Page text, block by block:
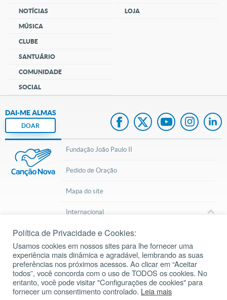
NOTÍCIAS
MÚSICA
CLUBE
SANTUÁRIO
COMUNIDADE
SOCIAL
LOJA
DAI-ME ALMAS
DOAR
Fundação João Paulo II
Pedido de Oração
Mapa do site
Internacional
cancaonova.com © 2002 – 2026Todos os direitos reservados.
Política de Privacidade e Cookies:
Usamos cookies em nossos sites para lhe fornecer uma
experiência mais dinâmica e agradável, lembrando as suas
preferências nos próximos acessos. Ao clicar em “Aceitar
todos”, você concorda com o uso de TODOS os cookies. No
entanto, você pode visitar "Configurações de cookies" para
fornecer um consentimento controlado. Leia mais
Baixe o aplicativo da Liturgia Diária